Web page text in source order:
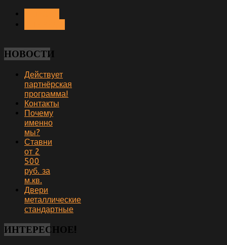
НОВОСТИ
Действует
партнёрская
программа!
Контакты
Почему
именно
мы?
Ставни
от 2
500
руб. за
м.кв.
Двери
металлические
стандартные
ИНТЕРЕСНОЕ!